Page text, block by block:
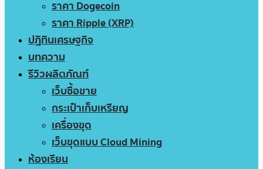
ราคา Dogecoin
ราคา Ripple (XRP)
ปฏิทินเศรษฐกิจ
บทความ
รีวิวผลิตภัณฑ์
เว็บซื้อขาย
กระเป๋าเก็บเหรียญ
เครื่องขุด
เว็บขุดแบบ Cloud Mining
ห้องเรียน